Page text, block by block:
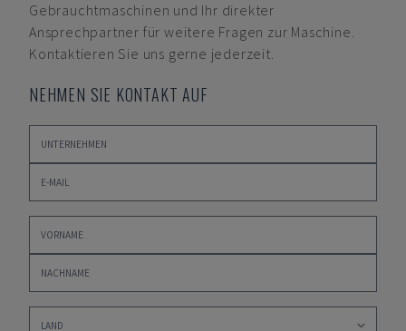
Gebrauchtmaschinen und Ihr direkter
Ansprechpartner für weitere Fragen zur Maschine.
Kontaktieren Sie uns gerne jederzeit.
NEHMEN SIE KONTAKT AUF